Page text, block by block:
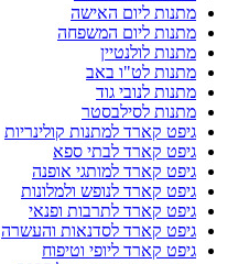
מתנות ליום האישה
מתנות ליום המשפחה
מתנות לולנטיין
מתנות לט"ו באב
מתנות לנובי גוד
מתנות לסילבסטר
גיפט קארד למתנות קולינריות
גיפט קארד לבתי ספא
גיפט קארד למותגי אופנה
גיפט קארד לנופש ולמלונות
גיפט קארד לתרבות ופנאי
גיפט קארד לסדנאות והעשרה
גיפט קארד ליופי וטיפוח